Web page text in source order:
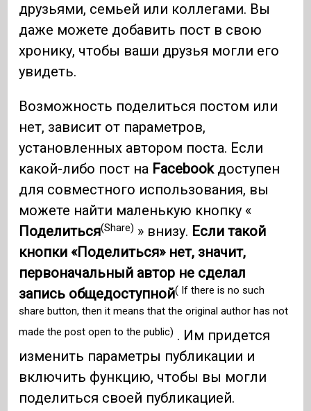
друзьями, семьей или коллегами. Вы
даже можете добавить пост в свою
хронику, чтобы ваши друзья могли его
увидеть.
Возможность поделиться постом или
нет, зависит от параметров,
установленных автором поста. Если
какой-либо пост на Facebookдоступен
для совместного использования, вы
можете найти маленькую кнопку «
Поделиться(Share) » внизу. Если такой
кнопки «Поделиться» нет, значит,
первоначальный автор не сделал
запись общедоступной( If there is no such
share button, then it means that the original author has not
made the post open to the public) . Им придется
изменить параметры публикации и
включить функцию, чтобы вы могли
поделиться своей публикацией.